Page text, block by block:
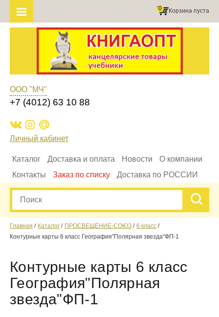
Корзина пуста
0
ООО "МЧ"
+7 (4012) 63 10 88
Личный кабинет
Каталог Доставка и оплата Новости
О компании
Контакты
Заказ по списку Доставка по РОССИИ
Главная Каталог ПРОСВЕЩЕНИЕ-СОЮЗ
6 класс
Контурные карты 6 класс География"Полярная звезда"ФП-1
Контурные карты 6 класс
География"Полярная
звезда"ФП-1